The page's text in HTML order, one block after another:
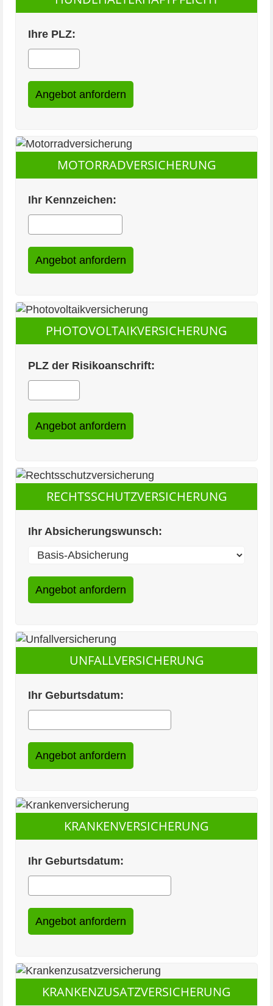
Ihre PLZ:
MOTORRADVERSICHERUNG
Ihr Kennzeichen:
PHOTOVOLTAIKVERSICHERUNG
PLZ der Risikoanschrift:
RECHTSSCHUTZVERSICHERUNG
Ihr Absicherungswunsch:
UNFALLVERSICHERUNG
Ihr Geburtsdatum:
KRANKENVERSICHERUNG
Ihr Geburtsdatum:
KRANKENZUSATZVERSICHERUNG